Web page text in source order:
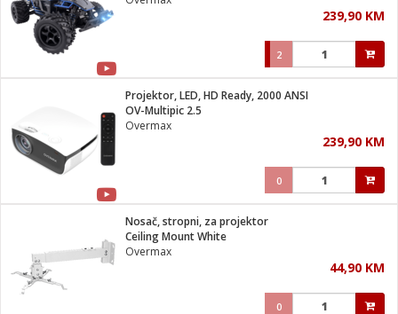
239,90 KM
2
Projektor, LED, HD Ready, 2000 ANSI
OV-Multipic 2.5
Overmax
239,90 KM
0
Nosač, stropni, za projektor
Ceiling Mount White
Overmax
44,90 KM
0